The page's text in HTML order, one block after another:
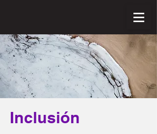
Inclusión